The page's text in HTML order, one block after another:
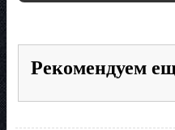
Рекомендуем